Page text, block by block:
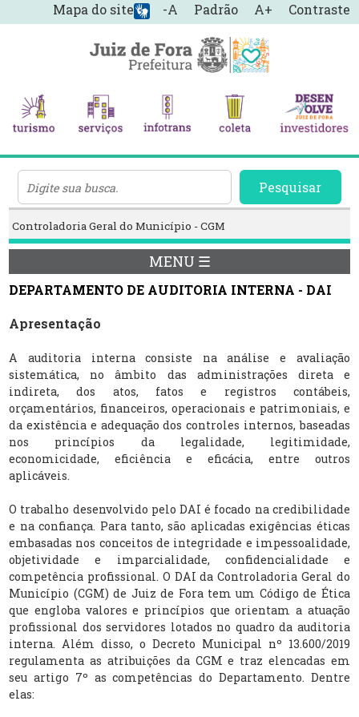
-A Padrão A+ Contraste
Mapa do site
Pesquisar
Controladoria Geral do Município - CGM
MENU ☰
DEPARTAMENTO DE AUDITORIA INTERNA - DAI
Apresentação
A auditoria interna consiste na análise e avaliação
sistemática, no âmbito das administrações direta e
indireta, dos atos, fatos e registros contábeis,
orçamentários, financeiros, operacionais e patrimoniais, e
da existência e adequação dos controles internos, baseadas
nos princípios da legalidade, legitimidade,
economicidade, eficiência e eficácia, entre outros
aplicáveis.
O trabalho desenvolvido pelo DAI é focado na credibilidade
e na confiança. Para tanto, são aplicadas exigências éticas
embasadas nos conceitos de integridade e impessoalidade,
objetividade e imparcialidade, confidencialidade e
competência profissional. O DAI da Controladoria Geral do
Município (CGM) de Juiz de Fora tem um Código de Ética
que engloba valores e princípios que orientam a atuação
profissional dos servidores lotados no quadro da auditoria
interna. Além disso, o Decreto Municipal nº 13.600/2019
regulamenta as atribuições da CGM e traz elencadas em
seu artigo 7º as competências do Departamento. Dentre
elas: